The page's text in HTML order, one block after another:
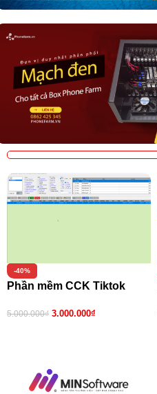
-40%
Phần mềm CCK Tiktok
5.000.000₫ 3.000.000₫